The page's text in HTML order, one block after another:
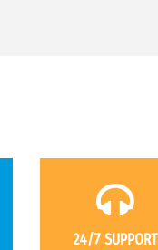
24/7 SUPPORT